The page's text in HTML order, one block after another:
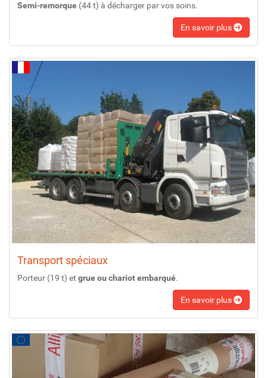
Semi-remorque (44 t) à décharger par vos soins.
En savoir plus
Transport spéciaux
Porteur (19 t) et grue ou chariot embarqué.
En savoir plus